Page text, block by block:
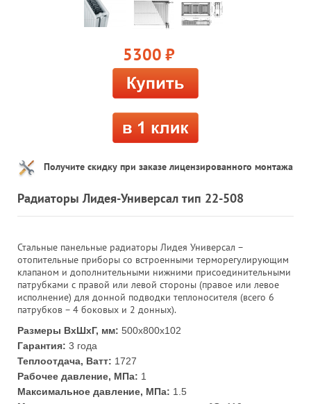
5300 руб.
Получите скидку при заказе лицензированного монтажа
Радиаторы Лидея-Универсал тип 22-508
Стальные панельные радиаторы Лидея Универсал –
отопительные приборы со встроенными терморегулирующим
клапаном и дополнительными нижними присоединительными
патрубками с правой или левой стороны (правое или левое
исполнение) для донной подводки теплоносителя (всего 6
патрубков – 4 боковых и 2 донных).
Размеры ВхШхГ, мм: 500x800x102
Гарантия: 3 года
Теплоотдача, Ватт: 1727
Рабочее давление, МПа: 1
Максимальное давление, МПа: 1.5